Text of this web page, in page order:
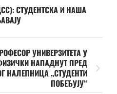
СТУДЕНТСКА И НАША
УНИВЕРЗИТЕТА У
НАПАДНУТ ПРЕД
НАЛЕПНИЦА „СТУДЕНТИ
ПОБЕЂУЈУ“